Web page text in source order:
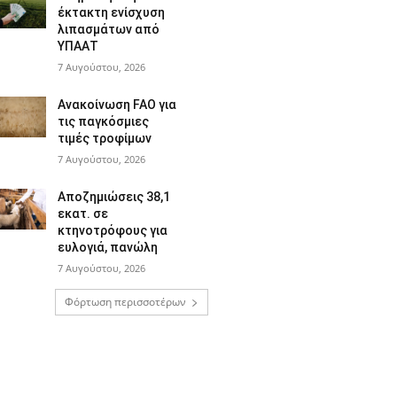
έκτακτη ενίσχυση
λιπασμάτων από
ΥΠΑΑΤ
7 Αυγούστου, 2026
Ανακοίνωση FAO για
τις παγκόσμιες
τιμές τροφίμων
7 Αυγούστου, 2026
Αποζημιώσεις 38,1
εκατ. σε
κτηνοτρόφους για
ευλογιά, πανώλη
7 Αυγούστου, 2026
Φόρτωση περισσοτέρων